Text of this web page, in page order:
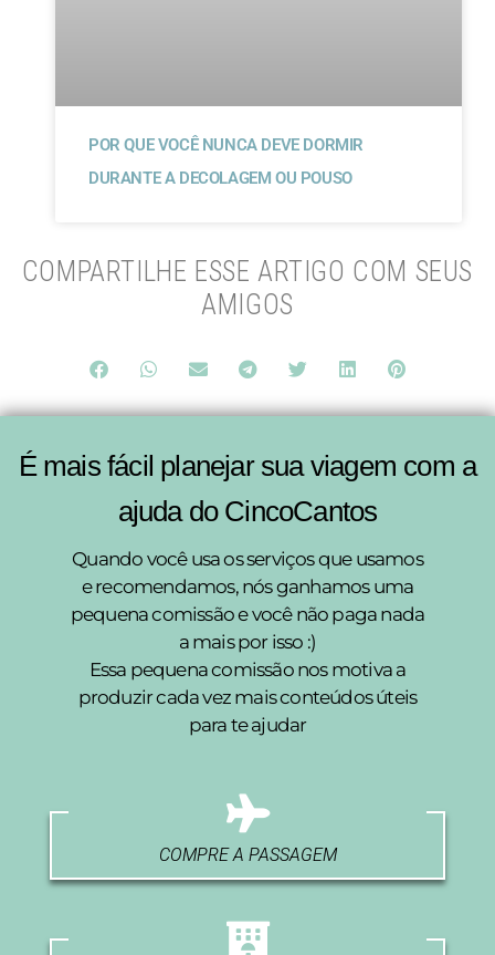
POR QUE VOCÊ NUNCA DEVE DORMIR
DURANTE A DECOLAGEM OU POUSO
COMPARTILHE ESSE ARTIGO COM SEUS
AMIGOS
É mais fácil planejar sua viagem com a
ajuda do CincoCantos
Quando você usa os serviços que usamos
e recomendamos, nós ganhamos uma
pequena comissão e você não paga nada
a mais por isso :)
Essa pequena comissão nos motiva a
produzir cada vez mais conteúdos úteis
para te ajudar
COMPRE A PASSAGEM